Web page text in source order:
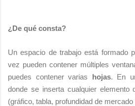
¿De qué consta?
Un espacio de trabajo está formado
vez pueden contener múltiples
puedes contener varias hojas. En
donde se inserta cualquier elemento
(gráfico, tabla, profundidad de mercado